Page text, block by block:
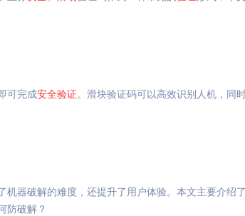
可完成安全验证。滑块验证码可以高效识别人机，同
器破解的难度，还提升了用户体验。本文主要介绍了
防破解？